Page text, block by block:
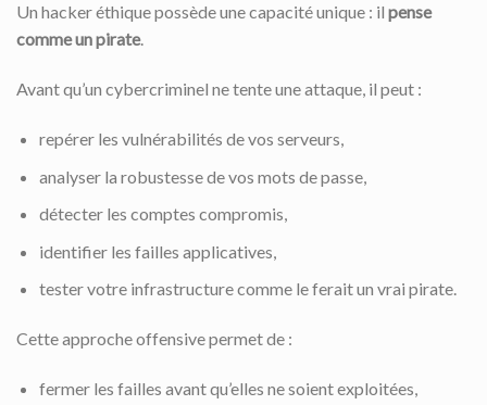
Un hacker éthique possède une capacité unique : il pense
comme un pirate.
Avant qu’un cybercriminel ne tente une attaque, il peut :
repérer les vulnérabilités de vos serveurs,
analyser la robustesse de vos mots de passe,
détecter les comptes compromis,
identifier les failles applicatives,
tester votre infrastructure comme le ferait un vrai pirate.
Cette approche offensive permet de :
fermer les failles avant qu’elles ne soient exploitées,